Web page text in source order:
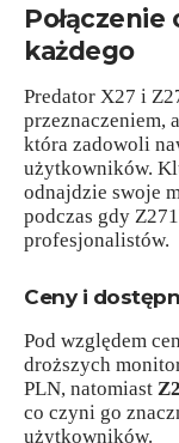
każdego
Predator X27 i
przeznaczeniem,
która zadowoli
użytkowników.
odnajdzie swoje
podczas gdy
profesjonalistów.
Ceny i
Pod względem
droższych
PLN, natomiast
co czyni go
użytkowników.